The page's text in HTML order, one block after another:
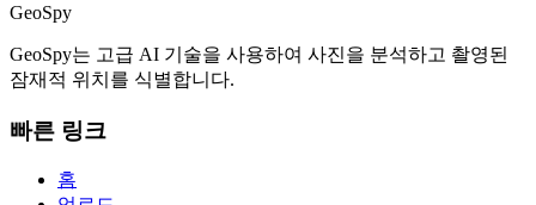
GeoSpy
GeoSpy는 고급 AI 기술을 사용하여 사진을 분석하고 촬영된
잠재적 위치를 식별합니다.
빠른 링크
홈